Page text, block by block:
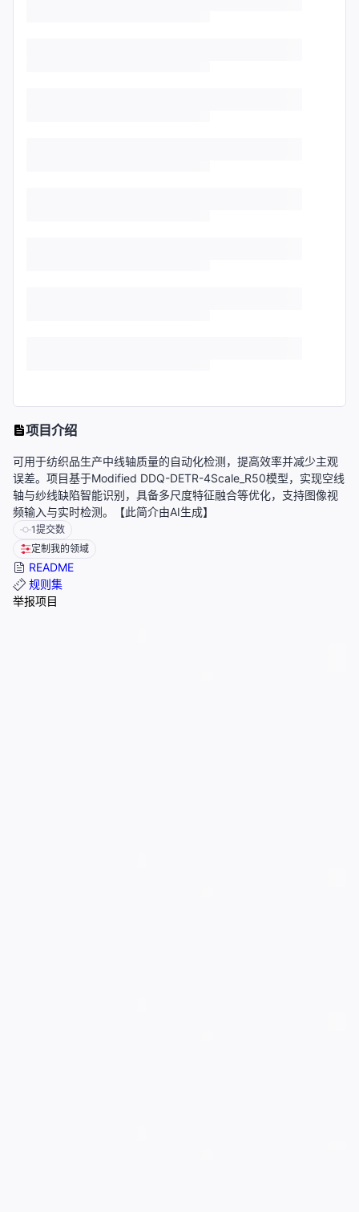
项目介绍
可用于纺织品生产中线轴质量的自动化检测，提高效率并减少主观
误差。项目基于Modified DDQ-DETR-4Scale_R50模型，实现空线
轴与纱线缺陷智能识别，具备多尺度特征融合等优化，支持图像视
频输入与实时检测。【此简介由AI生成】
1提交数
定制我的领域
README
规则集
举报项目